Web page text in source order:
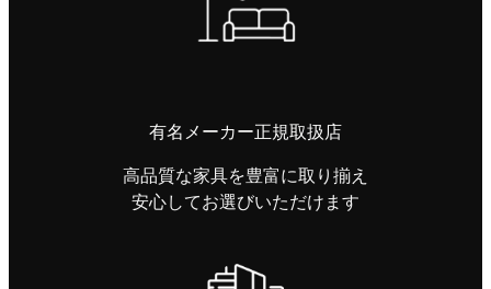
有名メーカー正規取扱店
高品質な家具を豊富に取り揃え
安心してお選びいただけます